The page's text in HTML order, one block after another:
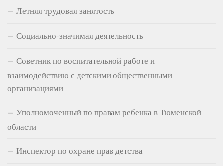
Летняя трудовая занятость
Социально-значимая деятельность
Советник по воспитательной работе и
взаимодействию с детскими общественными
организациями
Уполномоченный по правам ребенка в Тюменской
области
Инспектор по охране прав детства